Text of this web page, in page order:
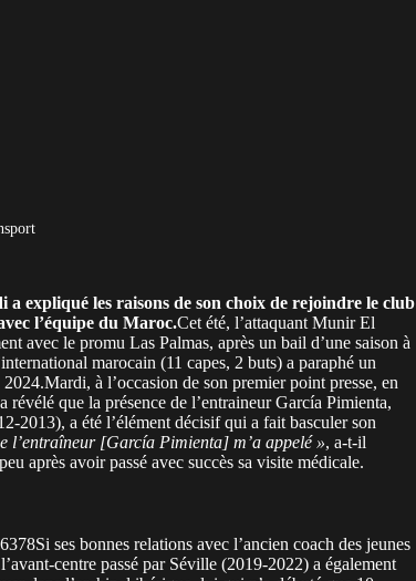
expliqué les raisons de son choix de rejoindre le club
l’équipe du Maroc.Cet été, l’attaquant Munir El
avec le promu Las Palmas, après un bail d’une saison à
marocain (11 capes, 2 buts) a paraphé un
à l’occasion de son premier point presse, en
que la présence de l’entraineur García Pimienta,
2013), a été l’élément décisif qui a fait basculer son
l’entraîneur [García Pimienta] m’a appelé », a-t-il
après avoir passé avec succès sa visite médicale.
ses bonnes relations avec l’ancien coach des jeunes
centre passé par Séville (2019-2022) a également